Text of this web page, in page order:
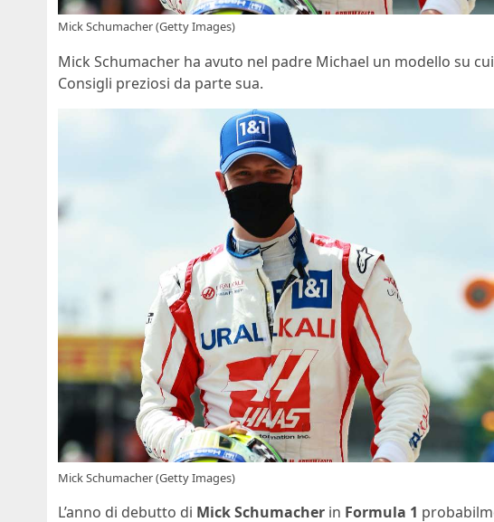
Mick Schumacher (Getty Images)
Mick Schumacher ha avuto nel padre Michael un modello su
Consigli preziosi da parte sua.
Mick Schumacher (Getty Images)
L’anno di debutto di Mick Schumacher in Formula 1